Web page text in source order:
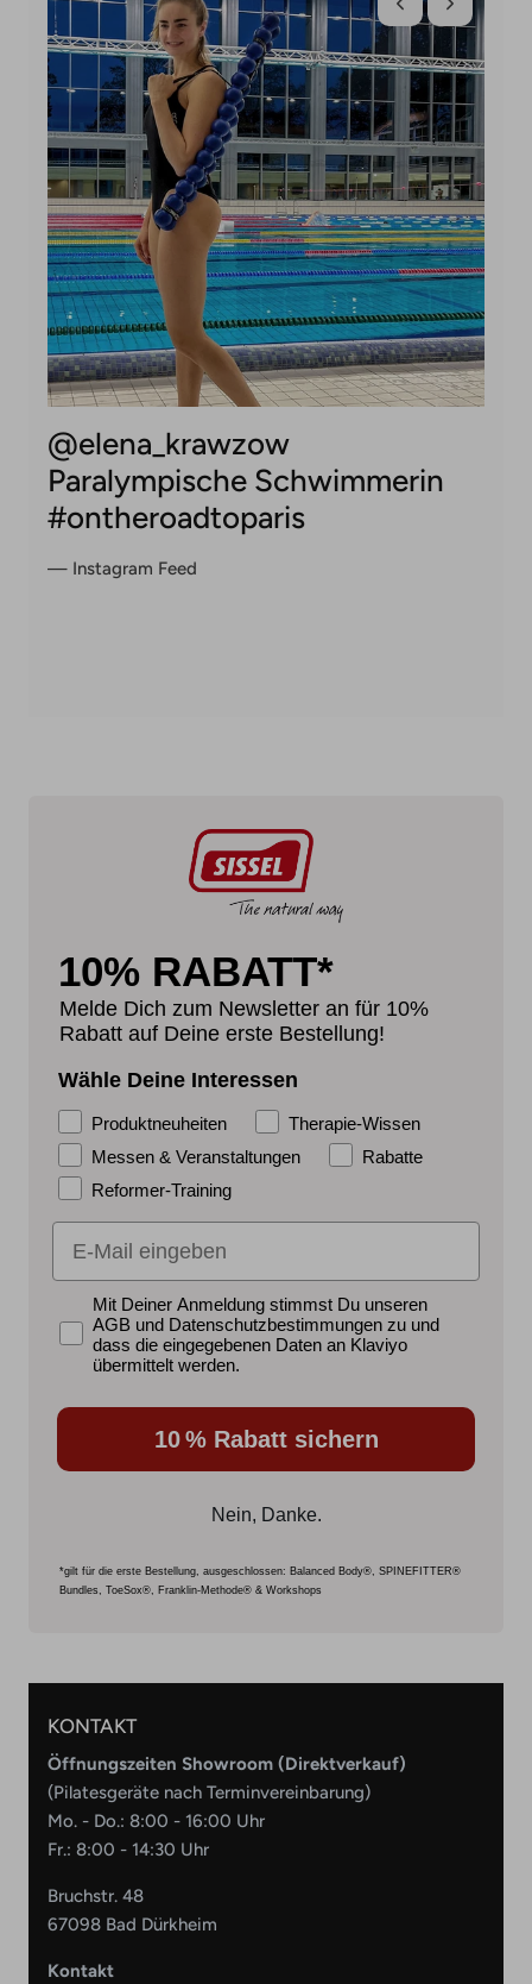
@elena_krawzow
Paralympische Schwimmerin
#ontheroadtoparis
— Instagram Feed
10% RABATT*
Melde Dich zum Newsletter an für 10%
Rabatt auf Deine erste Bestellung!
Wähle Deine Interessen
Produktneuheiten
Therapie-Wissen
Messen & Veranstaltungen
Rabatte
Reformer-Training
E-Mail
DSGVO
Mit Deiner Anmeldung stimmst Du unseren
AGB und Datenschutzbestimmungen zu und
dass die eingegebenen Daten an Klaviyo
übermittelt werden.
10 % Rabatt sichern
Nein, Danke.
*gilt für die erste Bestellung, ausgeschlossen: Balanced Body®, SPINEFITTER®
Bundles, ToeSox®, Franklin-Methode® & Workshops
KONTAKT
Öffnungszeiten Showroom (Direktverkauf)
(Pilatesgeräte nach Terminvereinbarung)
Mo. - Do.: 8:00 - 16:00 Uhr
Fr.: 8:00 - 14:30 Uhr
Bruchstr. 48
67098 Bad Dürkheim
Kontakt